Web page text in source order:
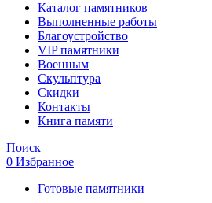
Каталог памятников
Выполненные работы
Благоустройство
VIP памятники
Военным
Скульптура
Скидки
Контакты
Книга памяти
Поиск
0 Избранное
Готовые памятники